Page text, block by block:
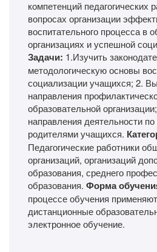
компетенций педагогических
вопросах организации
воспитательного процесса в
организациях и успешной
Задачи: 1.Изучить
методологическую основы
социализации учащихся; 2.
направления
образовательной
направления деятельности
родителями учащихся.
Педагогические работники
организаций, организаций
образования, среднего
образования. Форма
процессе обучения
дистанционные
электронное обучение.